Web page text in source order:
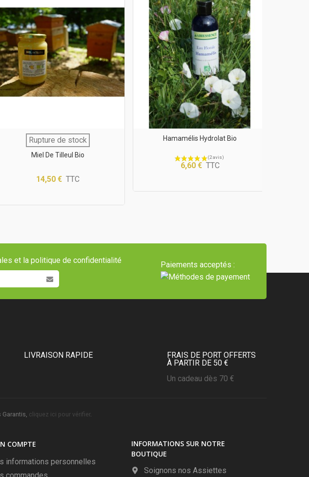
Rupture de stock
Miel De Tilleul Bio
14,50 € TTC
Hamamélis Hydrolat Bio
6,60 € TTC
et la politique de confidentialité Paiements acceptés :
LIVRAISON RAPIDE
FRAIS DE PORT OFFERTS
À PARTIR DE 50 €
Un cadeau dès 70 €
cliquez ici pour vérifier.
INFORMATIONS SUR NOTRE
BOUTIQUE
Soignons nos Assiettes
COMPTE
informations personnelles